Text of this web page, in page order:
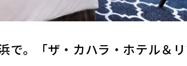
で。「ザ・カハラ・ホテル＆